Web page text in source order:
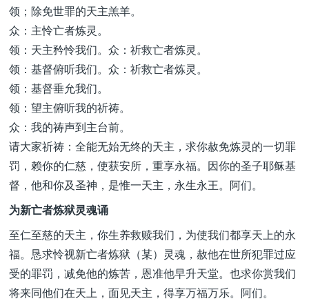
领；除免世罪的天主羔羊。
众：主怜亡者炼灵。
领：天主矜怜我们。众：祈救亡者炼灵。
领：基督俯听我们。众：祈救亡者炼灵。
领：基督垂允我们。
领：望主俯听我的祈祷。
众：我的祷声到主台前。
请大家祈祷：全能无始无终的天主，求你赦免炼灵的一切罪
罚，赖你的仁慈，使获安所，重享永福。因你的圣子耶稣基
督，他和你及圣神，是惟一天主，永生永王。阿们。
为新亡者炼狱灵魂诵
至仁至慈的天主，你生养救赎我们，为使我们都享天上的永
福。恳求怜视新亡者炼狱（某）灵魂，赦他在世所犯罪过应
受的罪罚，减免他的炼苦，恩准他早升天堂。也求你赏我们
将来同他们在天上，面见天主，得享万福万乐。阿们。